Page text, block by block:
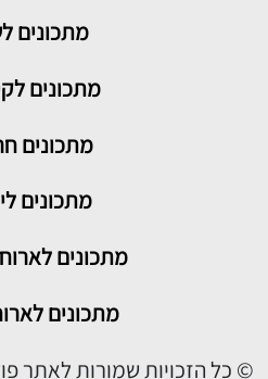
מתכונים
מתכונים
מתכונים
מתכונים
מתכונים
מתכונים
© כל הזכויות שמורות לאתר